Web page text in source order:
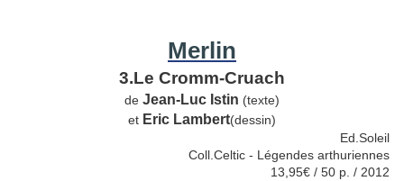
Merlin
3.Le Cromm-Cruach
de Jean-Luc Istin (texte)
et Eric Lambert(dessin)
Ed.Soleil
Coll.Celtic - Légendes arthuriennes
13,95€ / 50 p. / 2012